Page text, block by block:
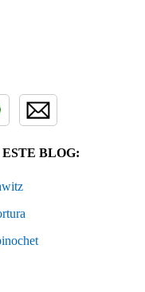
BLOG: